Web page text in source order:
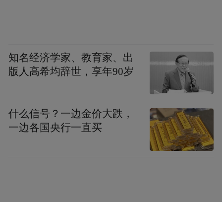
知名经济学家、教育家、出
版人高希均辞世，享年90岁
什么信号？一边金价大跌，
一边各国央行一直买